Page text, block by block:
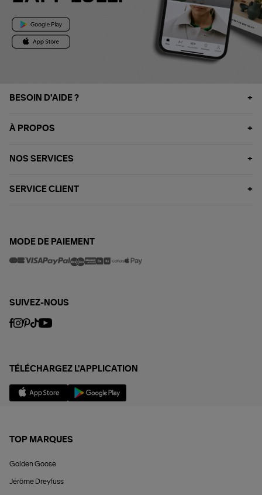
BESOIN D'AIDE ?
À PROPOS
NOS SERVICES
SERVICE CLIENT
MODE DE PAIEMENT
SUIVEZ-NOUS
TÉLÉCHARGEZ L'APPLICATION
TOP MARQUES
Golden Goose
Jérôme Dreyfuss